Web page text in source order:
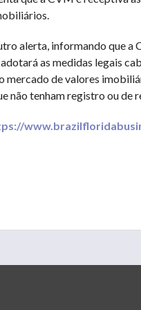
alerta, informando que
as medidas legais
mercado de valores
não tenham registro ou de